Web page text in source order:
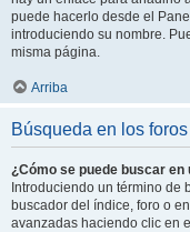
puede hacerlo desde el
introduciendo su nombre.
misma página.
Arriba
Búsqueda en los foros
¿Cómo se puede buscar
Introduciendo un término de
buscador del índice, foro o
avanzadas haciendo clic en